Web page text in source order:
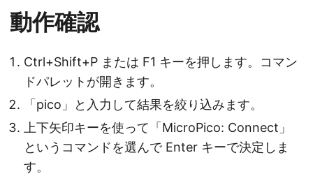
動作確認
Ctrl+Shift+P または F1 キーを押します。コマン
ドパレットが開きます。
「pico」と入力して結果を絞り込みます。
上下矢印キーを使って「MicroPico: Connect」
というコマンドを選んで Enter キーで決定しま
す。